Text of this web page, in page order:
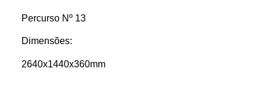
Percurso Nº 13
Dimensões:
2640x1440x360mm